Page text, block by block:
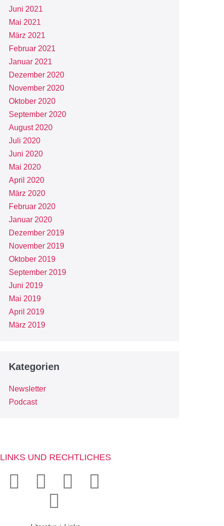
Juni 2021
Mai 2021
März 2021
Februar 2021
Januar 2021
Dezember 2020
November 2020
Oktober 2020
September 2020
August 2020
Juli 2020
Juni 2020
Mai 2020
April 2020
März 2020
Februar 2020
Januar 2020
Dezember 2019
November 2019
Oktober 2019
September 2019
Juni 2019
Mai 2019
April 2019
März 2019
Kategorien
Newsletter
Podcast
LINKS UND RECHTLICHES